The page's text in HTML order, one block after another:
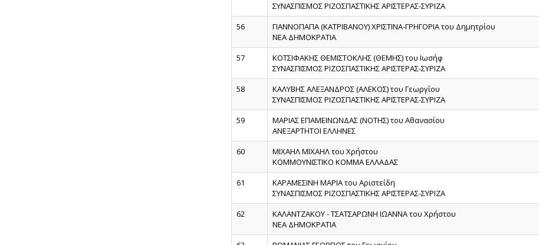
ΣΥΝΑΣΠΙΣΜΟΣ ΡΙΖΟΣΠΑΣΤΙΚΗΣ ΑΡΙΣΤΕΡΑΣ-ΣΥΡΙΖΑ
56
ΓΙΑΝΝΟΠΑΠΑ (ΚΑΤΡΙΒΑΝΟΥ) ΧΡΙΣΤΙΝΑ-ΓΡΗΓΟΡΙΑ του Δημητρίου
ΝΕΑ ΔΗΜΟΚΡΑΤΙΑ
57
ΚΟΤΣΙΦΑΚΗΣ ΘΕΜΙΣΤΟΚΛΗΣ (ΘΕΜΗΣ) του Ιωσήφ
ΣΥΝΑΣΠΙΣΜΟΣ ΡΙΖΟΣΠΑΣΤΙΚΗΣ ΑΡΙΣΤΕΡΑΣ-ΣΥΡΙΖΑ
58
ΚΑΛΥΒΗΣ ΑΛΕΞΑΝΔΡΟΣ (ΑΛΕΚΟΣ) του Γεωργίου
ΣΥΝΑΣΠΙΣΜΟΣ ΡΙΖΟΣΠΑΣΤΙΚΗΣ ΑΡΙΣΤΕΡΑΣ-ΣΥΡΙΖΑ
59
ΜΑΡΙΑΣ ΕΠΑΜΕΙΝΩΝΔΑΣ (ΝΟΤΗΣ) του Αθανασίου
ΑΝΕΞΑΡΤΗΤΟΙ ΕΛΛΗΝΕΣ
60
ΜΙΧΑΗΛ ΜΙΧΑΗΛ του Χρήστου
ΚΟΜΜΟΥΝΙΣΤΙΚΟ ΚΟΜΜΑ ΕΛΛΑΔΑΣ
61
ΚΑΡΑΜΕΣΙΝΗ ΜΑΡΙΑ του Αριστείδη
ΣΥΝΑΣΠΙΣΜΟΣ ΡΙΖΟΣΠΑΣΤΙΚΗΣ ΑΡΙΣΤΕΡΑΣ-ΣΥΡΙΖΑ
62
ΚΑΛΑΝΤΖΑΚΟΥ - ΤΣΑΤΣΑΡΩΝΗ ΙΩΑΝΝΑ του Χρήστου
ΝΕΑ ΔΗΜΟΚΡΑΤΙΑ